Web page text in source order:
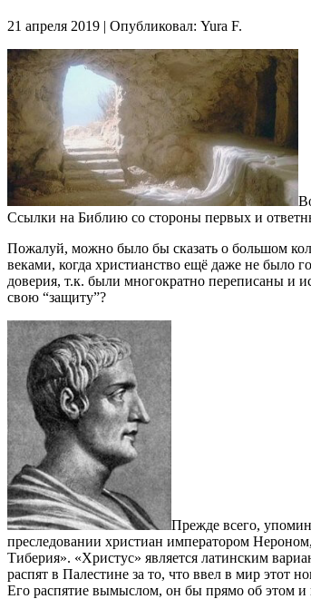
21 апреля 2019 | Опубликовал: Yura F.
Ссылки на Библию со стороны первых и
Пожалуй, можно было бы сказать о большом
веками, когда христианство ещё даже не было
доверия, т.к. были многократно переписаны и
свою “защиту”?
Прежде всего,
преследовании христиан императором
Тиберия». «Христус» является латинским
распят в Палестине за то, что ввел в мир этот
Его распятие вымыслом, он бы прямо об этом и